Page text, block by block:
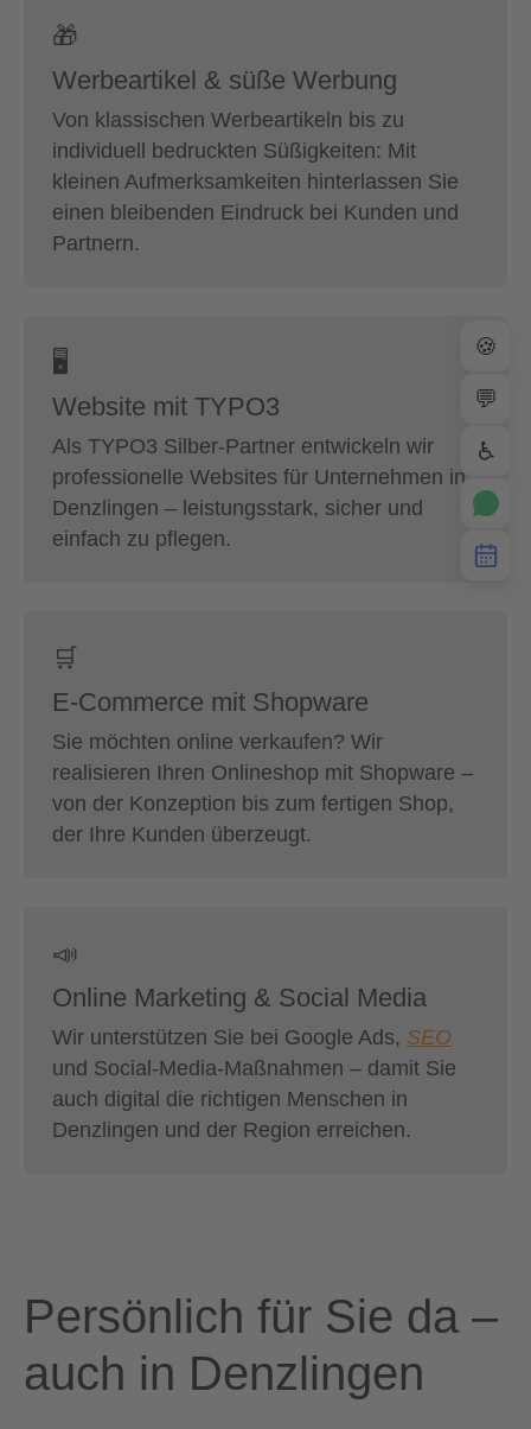
🎁
Werbeartikel & süße Werbung
Von klassischen Werbeartikeln bis zu
individuell bedruckten Süßigkeiten: Mit
kleinen Aufmerksamkeiten hinterlassen Sie
einen bleibenden Eindruck bei Kunden und
Partnern.
🖥
Website mit TYPO3
Als TYPO3 Silber-Partner entwickeln wir
professionelle Websites für Unternehmen in
Denzlingen – leistungsstark, sicher und
einfach zu pflegen.
🛒
E-Commerce mit Shopware
Sie möchten online verkaufen? Wir
realisieren Ihren Onlineshop mit Shopware –
von der Konzeption bis zum fertigen Shop,
der Ihre Kunden überzeugt.
📣
Online Marketing & Social Media
Wir unterstützen Sie bei Google Ads, SEO
und Social-Media-Maßnahmen – damit Sie
auch digital die richtigen Menschen in
Denzlingen und der Region erreichen.
Persönlich für Sie da –
auch in Denzlingen
🍪
💬
♿